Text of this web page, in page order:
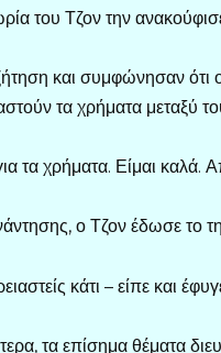
του Τζον την
και συμφώνησαν
τα χρήματα μεταξύ
τα χρήματα. Είμαι
ο Τζον έδωσε το
κάτι – είπε και
τα επίσημα θέματα